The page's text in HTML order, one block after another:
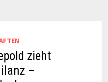
zieht
–